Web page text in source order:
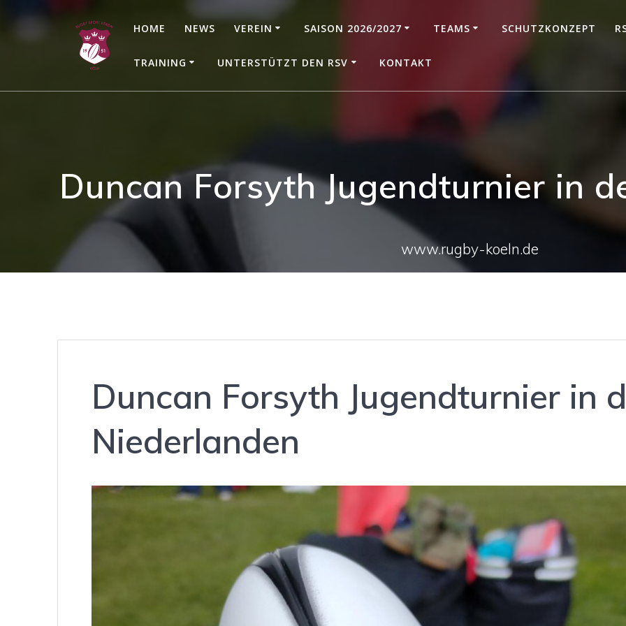
springen
HOME NEWS VEREIN SAISON 2026/2027 TEAMS SCHUTZKONZEPT
TRAINING UNTERSTÜTZT DEN RSV KONTAKT
Duncan Forsyth Jugendturnier in
www.rugby-koeln.de
Duncan Forsyth Jugendturnier in
Niederlanden